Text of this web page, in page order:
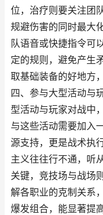
位，治疗则要关注团
规避伤害的同时最大
队语音或快捷指令可
定的规则，避免产生
取基础装备的好地方
四、参与大型活动与
型活动与玩家对战中
与这些活动需要加入
源支持，更是战术执
主义往往行不通，听
关键，竞技场与战场
解各职业的克制关系
爆发组合，能显著提